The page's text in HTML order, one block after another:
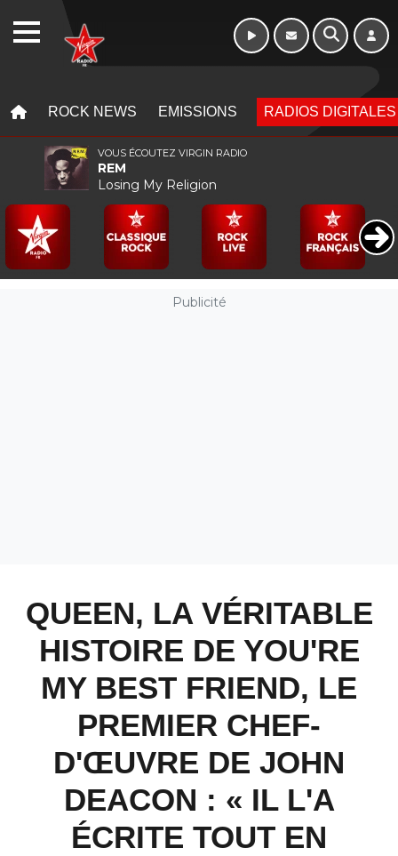
ROCK NEWS EMISSIONS RADIOS DIGITALES
Publicité
QUEEN, LA VÉRITABLE
HISTOIRE DE YOU'RE
MY BEST FRIEND, LE
PREMIER CHEF-
D'ŒUVRE DE JOHN
DEACON : « IL L'A
ÉCRITE TOUT EN
VOUS ÉCOUTEZ VIRGIN RADIO
REM
Losing My Religion
WEBRADIO